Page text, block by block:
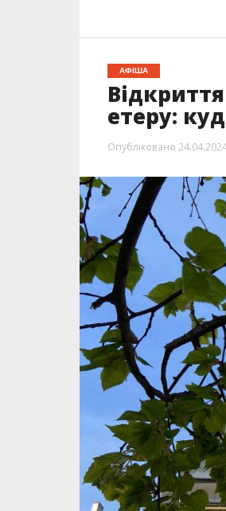
АФІША
етеру:
Опубліковано